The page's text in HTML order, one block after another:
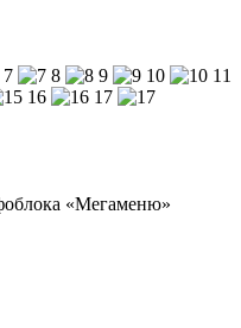
7 8 9 10
11
16
17
«Мегаменю»